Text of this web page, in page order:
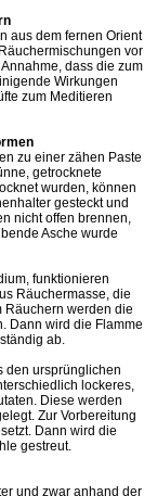
aus dem fernen Orient
vor
dass die zum
Wirkungen
zum Meditieren
zu einer zähen Paste
getrocknete
wurden, können
gesteckt und
nicht offen brennen,
Asche wurde
funktionieren
Räuchermasse, die
Räuchern werden die
Dann wird die Flamme
ab.
den ursprünglichen
lockeres,
Diese werden
Zur Vorbereitung
Dann wird die
gestreut.
und zwar anhand der